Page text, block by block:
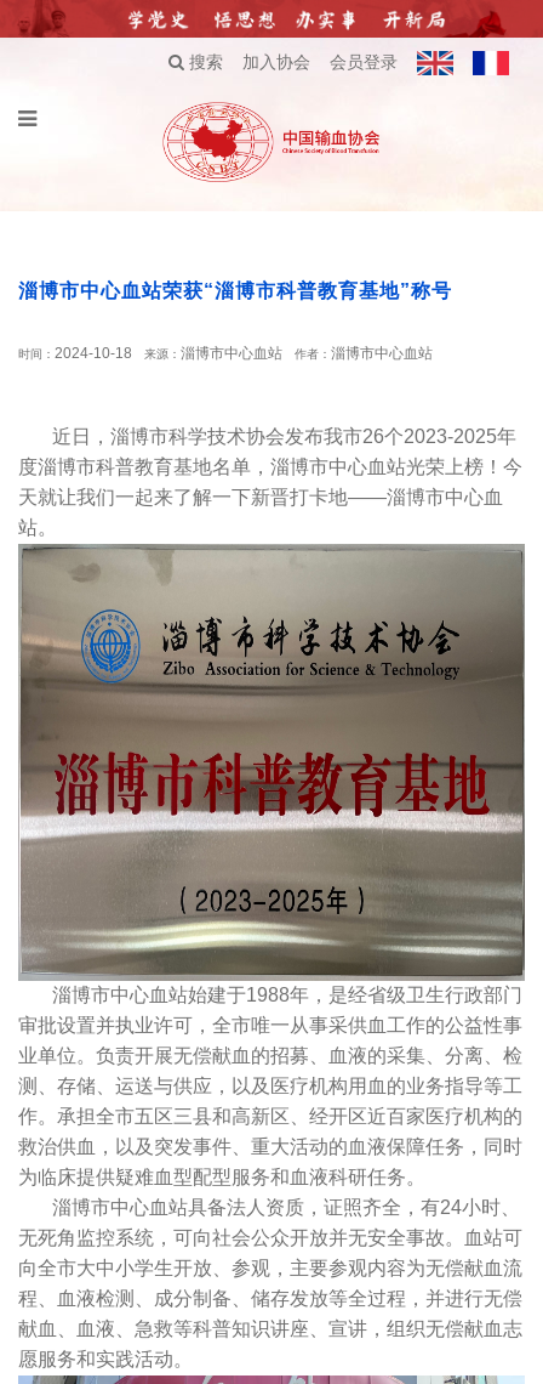
搜索 加入协会 会员登录
淄博市中心血站荣获“淄博市科普教育基地”称号
时间： 2024-10-18 来源： 淄博市中心血站 作者： 淄博市中心血站
近日，淄博市科学技术协会发布我市26个2023-2025年
度淄博市科普教育基地名单，淄博市中心血站光荣上榜！今
天就让我们一起来了解一下新晋打卡地——淄博市中心血
站。
淄博市中心血站始建于1988年，是经省级卫生行政部门
审批设置并执业许可，全市唯一从事采供血工作的公益性事
业单位。负责开展无偿献血的招募、血液的采集、分离、检
测、存储、运送与供应，以及医疗机构用血的业务指导等工
作。承担全市五区三县和高新区、经开区近百家医疗机构的
救治供血，以及突发事件、重大活动的血液保障任务，同时
为临床提供疑难血型配型服务和血液科研任务。
淄博市中心血站具备法人资质，证照齐全，有24小时、
无死角监控系统，可向社会公众开放并无安全事故。血站可
向全市大中小学生开放、参观，主要参观内容为无偿献血流
程、血液检测、成分制备、储存发放等全过程，并进行无偿
献血、血液、急救等科普知识讲座、宣讲，组织无偿献血志
愿服务和实践活动。